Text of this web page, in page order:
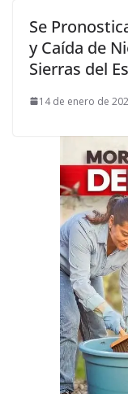
Se
y Caída de
Sierras del
14 de enero de